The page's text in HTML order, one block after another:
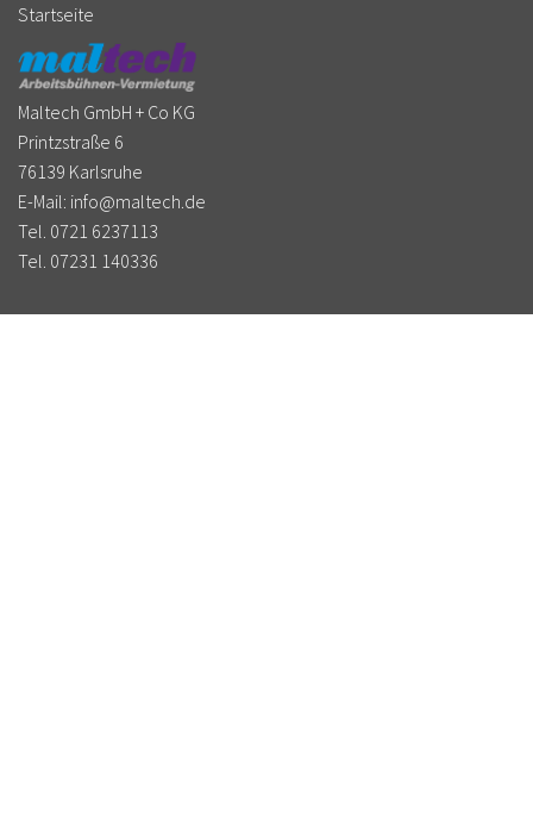
Startseite
Maltech GmbH + Co KG
Printzstraße 6
76139 Karlsruhe
E-Mail: info@maltech.de
Tel. 0721 6237113
Tel. 07231 140336